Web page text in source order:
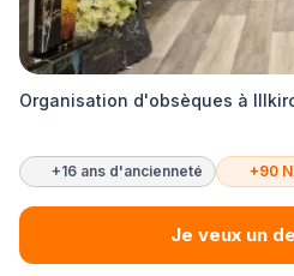
Organisation d'obsèques à
+16 ans d'ancienneté +90
Je veux un